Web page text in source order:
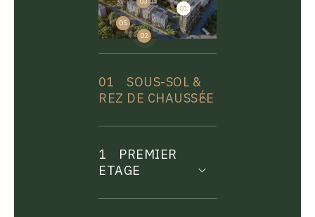
01
02
04
05
01
SOUS-SOL &
REZ DE CHAUSSÉE
1
PREMIER
ETAGE